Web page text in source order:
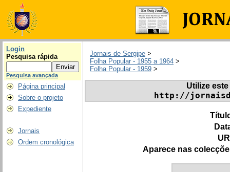
Login
Pesquisa rápida
Pesquisa avançada
Página principal
Sobre o projeto
Expediente
Jornais
Ordem cronológica
Jornais de Sergipe >
Folha Popular - 1955 a 1964 >
Folha Popular - 1959 >
Utilize
http://
Aparece nas